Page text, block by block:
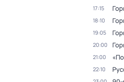
17:15
18:10
19:05
20:00
21:00
22:10